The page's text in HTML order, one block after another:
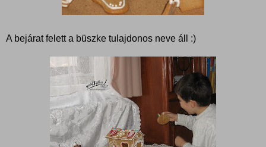
A bejárat felett a büszke tulajdonos neve áll :)